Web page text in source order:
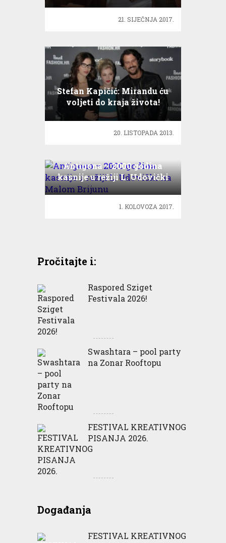
21. SIJEČNJA 2017.
Stefan Kapičić: Mirandu ću
voljeti do kraja života!
20. LISTOPADA 2013.
Antigona – 2000 godina
kasnije u režiji L. Udovički
na Malom Brijunu
1. KOLOVOZA 2017.
Pročitajte i:
Raspored Sziget
Festivala 2026!
Swashtara – pool party
na Zonar Rooftopu
FESTIVAL KREATIVNOG
PISANJA 2026.
Događanja
FESTIVAL KREATIVNOG